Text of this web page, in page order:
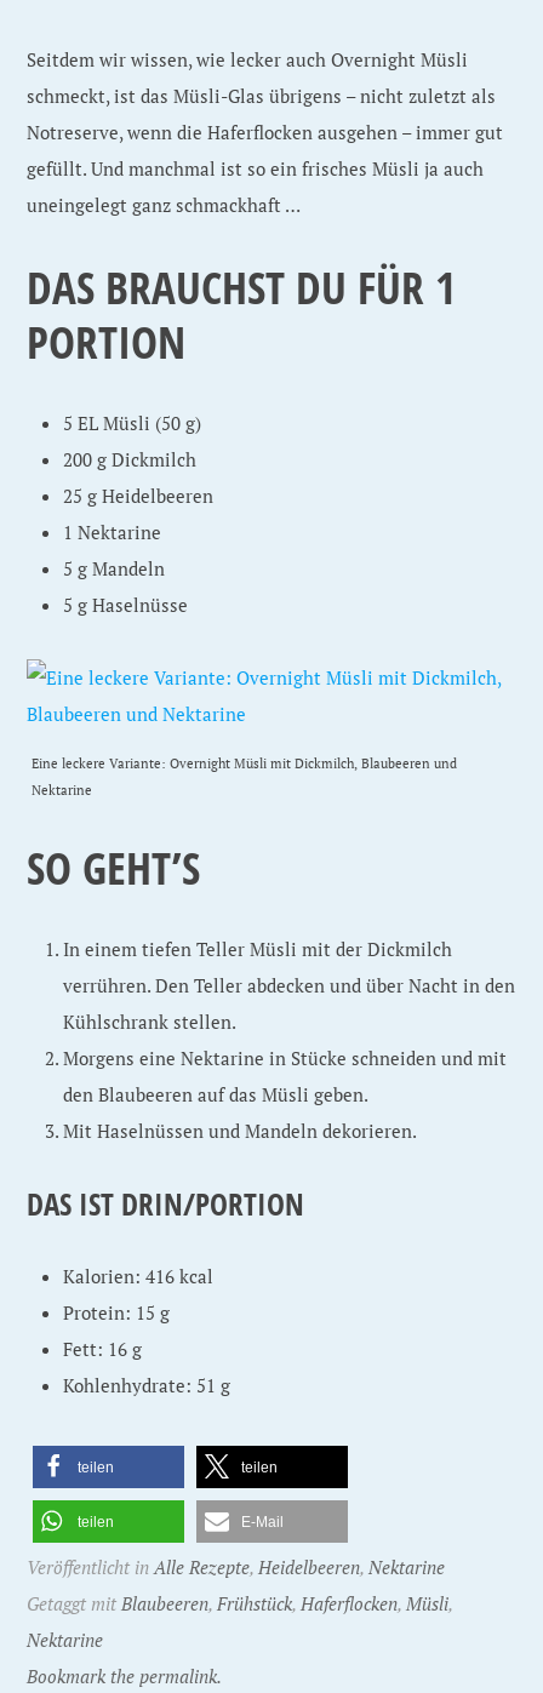
Seitdem wir wissen, wie lecker auch Overnight Müsli
schmeckt, ist das Müsli-Glas übrigens – nicht zuletzt als
Notreserve, wenn die Haferflocken ausgehen – immer gut
gefüllt. Und manchmal ist so ein frisches Müsli ja auch
uneingelegt ganz schmackhaft …
DAS BRAUCHST DU FÜR 1
PORTION
5 EL Müsli (50 g)
200 g Dickmilch
25 g Heidelbeeren
1 Nektarine
5 g Mandeln
5 g Haselnüsse
Eine leckere Variante: Overnight Müsli mit Dickmilch, Blaubeeren und
Nektarine
SO GEHT’S
In einem tiefen Teller Müsli mit der Dickmilch
verrühren. Den Teller abdecken und über Nacht in den
Kühlschrank stellen.
Morgens eine Nektarine in Stücke schneiden und mit
den Blaubeeren auf das Müsli geben.
Mit Haselnüssen und Mandeln dekorieren.
DAS IST DRIN/PORTION
Kalorien: 416 kcal
Protein: 15 g
Fett: 16 g
Kohlenhydrate: 51 g
teilen teilen
teilen E-Mail
Veröffentlicht inAlle Rezepte,Heidelbeeren,Nektarine
Getaggt mitBlaubeeren,Frühstück,Haferflocken,Müsli,
Nektarine
Bookmark the permalink.